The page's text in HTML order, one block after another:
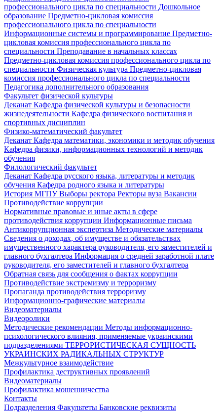
профессионального цикла по специальности Дошкольное
образование Предметно-цикловая комиссия
профессионального цикла по специальности
Информационные системы и программирование Предметно-
цикловая комиссия профессионального цикла по
специальности Преподавание в начальных классах
Предметно-цикловая комиссия профессионального цикла по
специальности Физическая культура Предметно-цикловая
комиссия профессионального цикла по специальности
Педагогика дополнительного образования
Факультет физической культуры
Деканат Кафедра физической культуры и безопасности
жизнедеятельности Кафедра физического воспитания и
спортивных дисциплин
Физико-математический факультет
Деканат Кафедра математики, экономики и методик обучения
Кафедра физики, информационных технологий и методик
обучения
Филологический факультет
Деканат Кафедра русского языка, литературы и методик
обучения Кафедра родного языка и литературы
История МГПУВыборы ректора Ректоры вуза Вакансии
Противодействие коррупции
Нормативные правовые и иные акты в сфере
противодействия коррупции Информационные письма
Антикоррупционная экспертиза Методические материалы
Сведения о доходах, об имуществе и обязательствах
имущественного характера руководителя, его заместителей и
главного бухгалтера Информация о средней заработной плате
руководителя, его заместителей и главного бухгалтера
Обратная связь для сообщения о фактах коррупции
Противодействие экстремизму и терроризму
Пропаганда противодействия терроризму
Информационно-графические материалы
Видеоматериалы
Видеоролики
Методические рекомендации Методы информационно-
психологического влияния, применяемые украинскими
подразделениями ТЕРРОРИСТИЧЕСКАЯ СУЩНОСТЬ
УКРАИНСКИХ РАДИКАЛЬНЫХ СТРУКТУР
Межкультурное взаимодействие
Профилактика деструктивных проявлений
Видеоматериалы
Профилактика мошенничества
Контакты
Подразделения Факультеты Банковские реквизиты